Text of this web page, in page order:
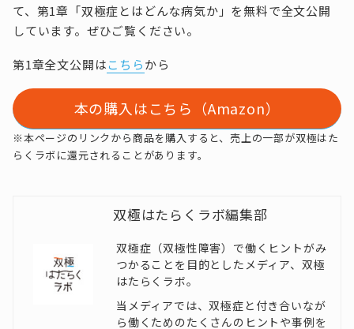
て、第1章「双極症とはどんな病気か」を無料で全文公開
しています。ぜひご覧ください。
第1章全文公開はこちらから
本の購入はこちら（Amazon）
※本ページのリンクから商品を購入すると、売上の一部が双極はた
らくラボに還元されることがあります。
双極はたらくラボ編集部
双極症（双極性障害）で働くヒントがみ
つかることを目的としたメディア、双極
はたらくラボ。
当メディアでは、双極症と付き合いなが
ら働くためのたくさんのヒントや事例を